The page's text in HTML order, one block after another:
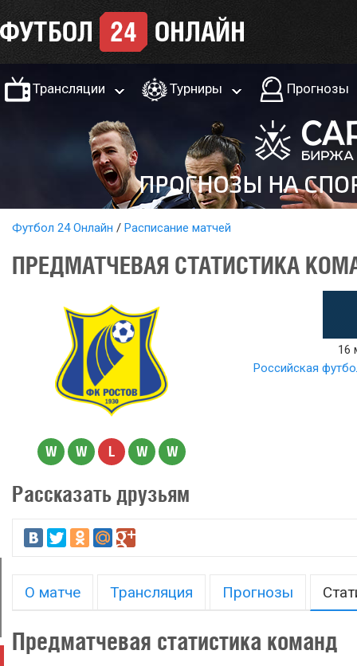
Трансляции Турниры Прогнозы
Футбол 24 Онлайн Расписание матчей
ПРЕДМАТЧЕВАЯ СТАТИСТИКА
W W L W W
16
Российская
Рассказать друзьям
О матче Трансляция Прогнозы
Предматчевая статистика команд